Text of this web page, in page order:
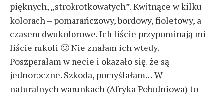
pięknych, „strokrotkowatych”. Kwitnące w kilku
kolorach – pomarańczowy, bordowy, fioletowy, a
czasem dwukolorowe. Ich liście przypominają mi
liście rukoli 🙂 Nie znałam ich wtedy.
Poszperałam w necie i okazało się, że są
jednoroczne. Szkoda, pomyślałam… W
naturalnych warunkach (Afryka Południowa) to